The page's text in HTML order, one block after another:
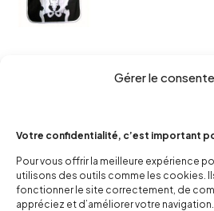
Gérer le
Votre confidentialité, c’est important
Pour vous offrir la meilleure expérience
utilisons des outils comme les cookies.
fonctionner le site correctement, de
appréciez et d’améliorer votre